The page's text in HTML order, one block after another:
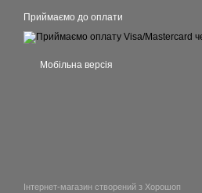
Приймаємо до оплати
Мобільна версія
Інтернет-магазин створений з Хорошоп